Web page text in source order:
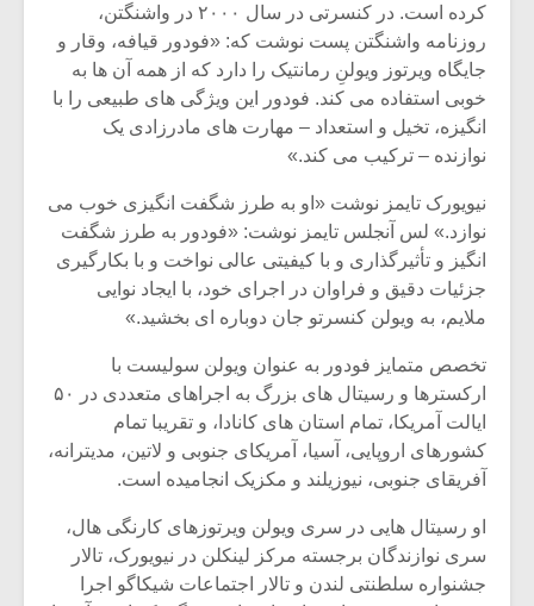
کرده است. در کنسرتی در سال ۲۰۰۰ در واشنگتن،
روزنامه واشنگتن پست نوشت که: «فودور قیافه، وقار و
جایگاه ویرتوز ویولنِ رمانتیک را دارد که از همه آن ها به
خوبی استفاده می کند. فودور این ویژگی های طبیعی را با
انگیزه، تخیل و استعداد – مهارت های مادرزادی یک
نوازنده – ترکیب می کند.»
نیویورک تایمز نوشت «او به طرز شگفت انگیزی خوب می
نوازد.» لس آنجلس تایمز نوشت: «فودور به طرز شگفت
انگیز و تأثیرگذاری و با کیفیتی عالی نواخت و با بکارگیری
جزئیات دقیق و فراوان در اجرای خود، با ایجاد نوایی
ملایم، به ویولن کنسرتو جان دوباره ای بخشید.»
تخصص متمایز فودور به عنوان ویولن سولیست با
ارکسترها و رسیتال های بزرگ به اجراهای متعددی در ۵۰
ایالت آمریکا، تمام استان های کانادا، و تقریبا تمام
کشورهای اروپایی، آسیا، آمریکای جنوبی و لاتین، مدیترانه،
آفریقای جنوبی، نیوزیلند و مکزیک انجامیده است.
او رسیتال هایی در سری ویولن ویرتوزهای کارنگی هال،
سری نوازندگان برجسته مرکز لینکلن در نیویورک، تالار
جشنواره سلطنتی لندن و تالار اجتماعات شیکاگو اجرا
میکلوش روژا
یادداشتی بر موسیقی
دوره